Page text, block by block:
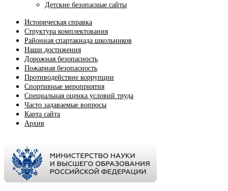
Детские безопасные сайты
Историческая справка
Структура комплектования
Районная спартакиада школьников
Наши достижения
Дорожная безопасность
Пожарная безопасность
Противодействие коррупции
Спортивные мероприятия
Cпециальная оценка условий труда
Часто задаваемые вопросы
Карта сайта
Архив